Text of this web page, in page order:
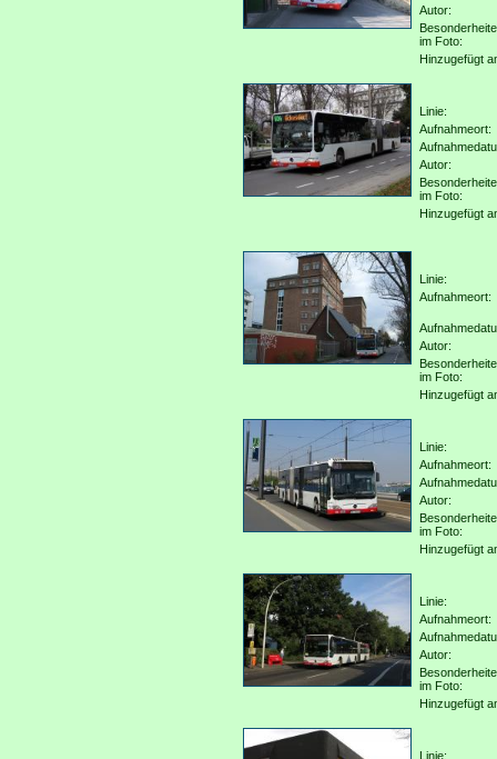
Autor:
im Foto:
Hinzugefügt
Linie:
Aufnahmeort:
Autor:
im Foto:
Hinzugefügt
Linie:
Aufnahmeort:
Autor:
im Foto:
Hinzugefügt
Linie:
Aufnahmeort:
Autor:
im Foto:
Hinzugefügt
Linie:
Aufnahmeort:
Autor:
im Foto:
Hinzugefügt
Linie: